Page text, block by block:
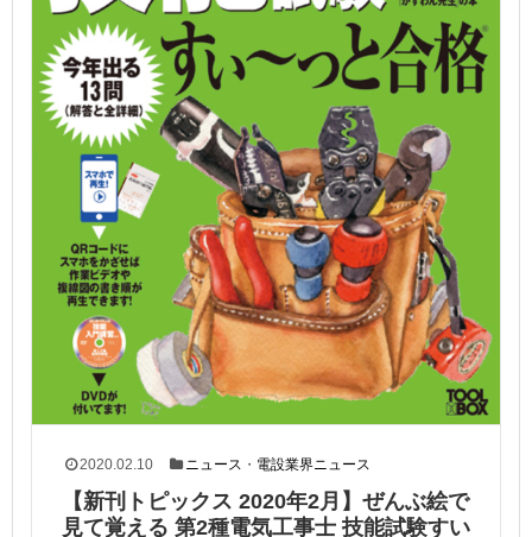
2020.02.10 ニュース ・ 電設業界ニュース
【新刊トピックス 2020年2月】ぜんぶ絵で
見て覚える 第2種電気工事士 技能試験すい